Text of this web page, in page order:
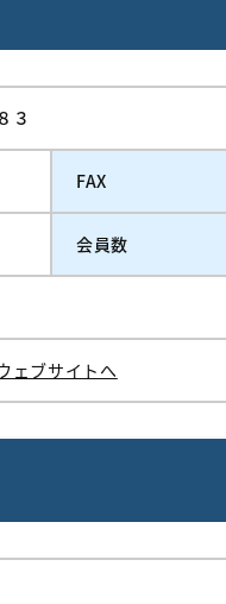
３
FAX
会員数
ェブサイトへ